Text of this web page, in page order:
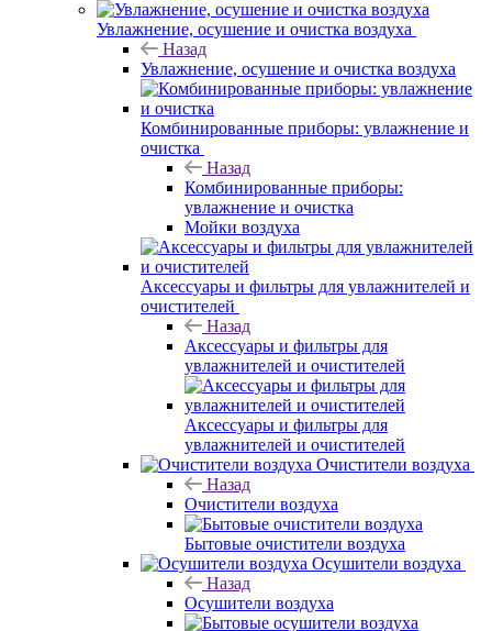
Увлажнение, осушение и очистка воздуха
Назад
Увлажнение, осушение и очистка воздуха
Комбинированные приборы: увлажнение и
очистка
Назад
Комбинированные приборы:
увлажнение и очистка
Мойки воздуха
Аксессуары и фильтры для увлажнителей и
очистителей
Назад
Аксессуары и фильтры для
увлажнителей и очистителей
Аксессуары и фильтры для
увлажнителей и очистителей
Очистители воздуха
Назад
Очистители воздуха
Бытовые очистители воздуха
Осушители воздуха
Назад
Осушители воздуха